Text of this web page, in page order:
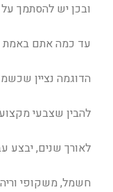
ובכן יש להסתמך
עד כמה אתם באמת
הדוגמה נציין
להבין שצבעי
לאורך שנים, יבצע
חשמל, משקופי